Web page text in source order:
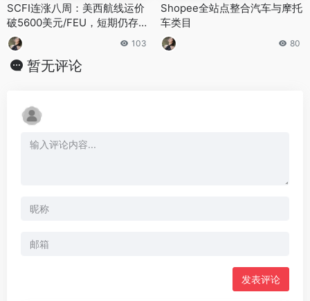
SCFI连涨八周：美西航线运价
破5600美元/FEU，短期仍存上
行空间
103
‌Shopee全站点整合汽车与摩托
车类目‌
80
暂无评论
发表评论